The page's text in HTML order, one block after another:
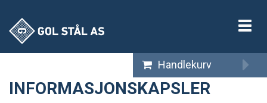
Vis
INFORMASJONSKAPSLER
Handlekurv